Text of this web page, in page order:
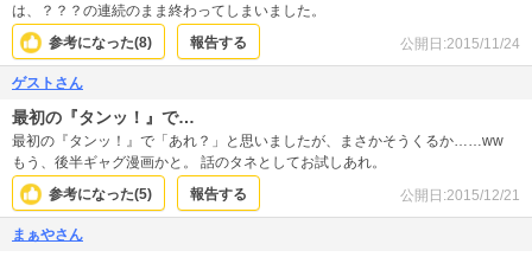
は、？？？の連続のまま終わってしまいました。
参考になった(8) 報告する 公開日:2015/11/24
ゲストさん
最初の『タンッ！』で…
最初の『タンッ！』で「あれ？」と思いましたが、まさかそうくるか……ww
もう、後半ギャグ漫画かと。 話のタネとしてお試しあれ。
参考になった(5) 報告する 公開日:2015/12/21
まぁやさん